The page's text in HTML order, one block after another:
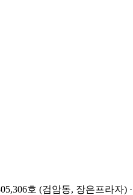
호 (검암동, 장은프라자) ·